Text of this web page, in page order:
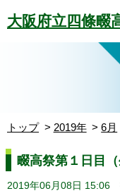
大阪府立四條畷
トップ 2019年 6月
畷高祭第１日目（
2019年06月08日 15:06